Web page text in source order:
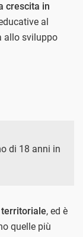
crescita in
al
allo sviluppo
di 18 anni in
territoriale, ed è
quelle più